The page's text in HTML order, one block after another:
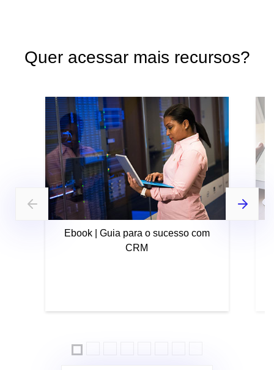
Quer acessar mais recursos?
Ebook | Guia para o sucesso com
CRM